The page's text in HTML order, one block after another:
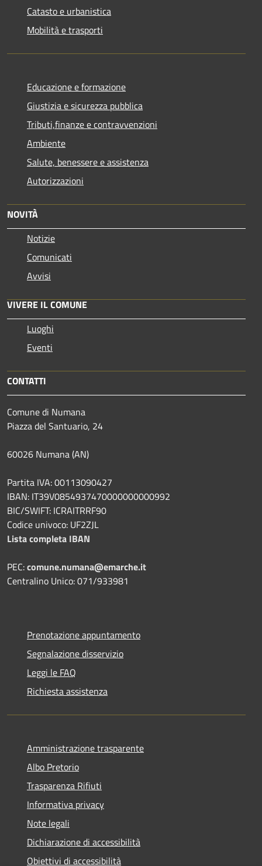
Catasto e urbanistica
Mobilità e trasporti
Educazione e formazione
Giustizia e sicurezza pubblica
Tributi,finanze e contravvenzioni
Ambiente
Salute, benessere e assistenza
Autorizzazioni
NOVITÀ
Notizie
Comunicati
Avvisi
VIVERE IL COMUNE
Luoghi
Eventi
CONTATTI
Comune di Numana
Piazza del Santuario, 24
60026 Numana (AN)
Partita IVA: 00113090427
IBAN: IT39V0854937470000000000992
BIC/SWIFT: ICRAITRRF90
Codice univoco: UF2ZJL
Lista completa IBAN
PEC:comune.numana@emarche.it
Centralino Unico: 071/933981
Prenotazione appuntamento
Segnalazione disservizio
Leggi le FAQ
Richiesta assistenza
Amministrazione trasparente
Albo Pretorio
Trasparenza Rifiuti
Informativa privacy
Note legali
Dichiarazione di accessibilità
Obiettivi di accessibilità